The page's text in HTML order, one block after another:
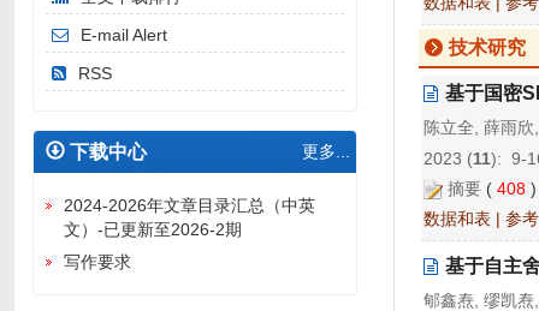
技术研究
基于国密
陈立全, 薛雨
2023 (11): 9-
摘要 ( 408
数据和表 | 参
基于自主
郇鑫焘, 缪凯
E-mail Alert
RSS
下载中心 更多...
2024-2026年文章目录汇总（中英
文）-已更新至2026-2期
写作要求